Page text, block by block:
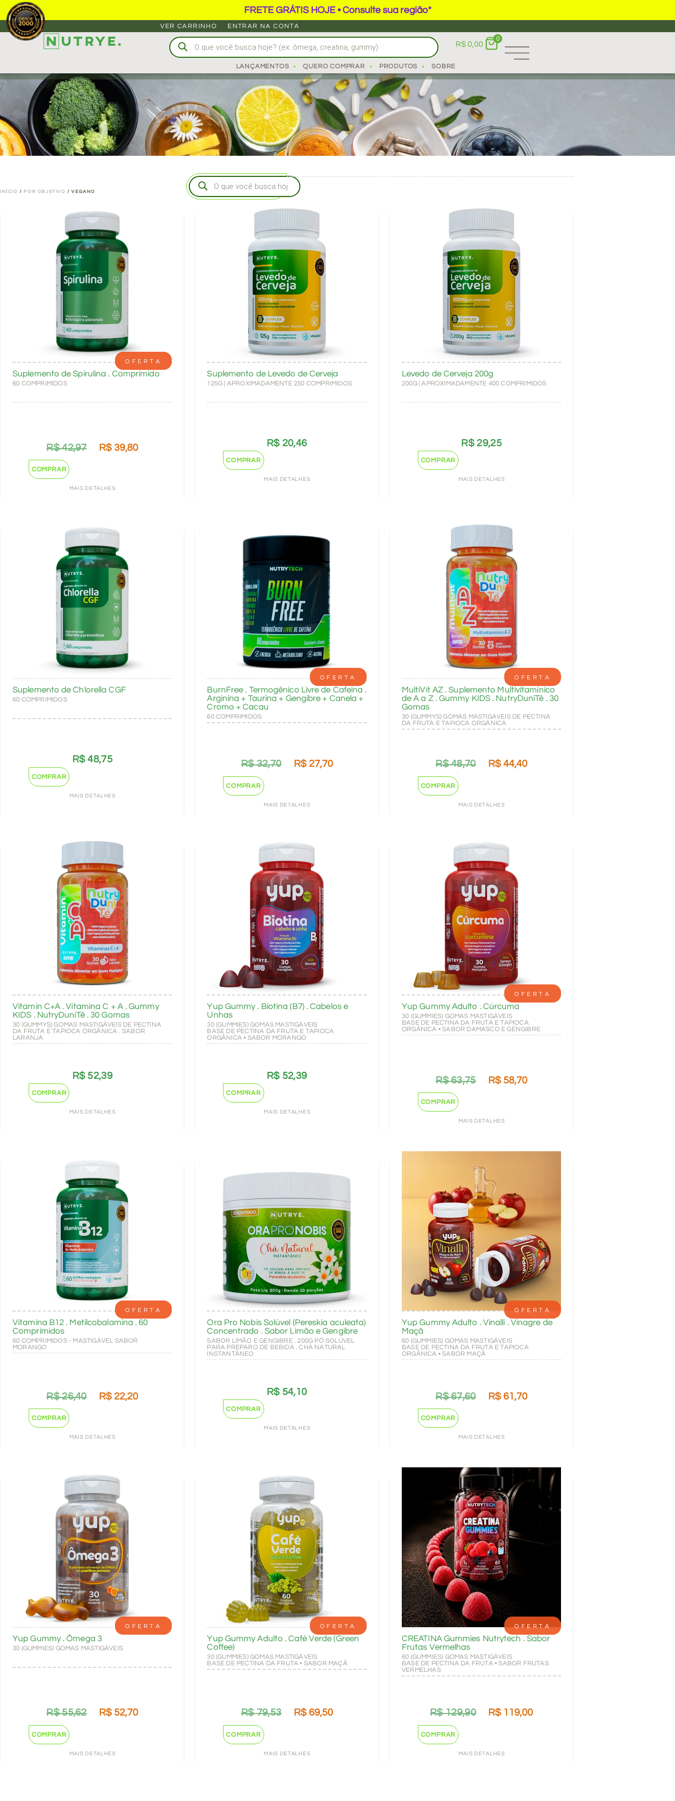
FRETE GRÁTIS HOJE • Consulte sua região*
VER CARRINHO ENTRAR NA CONTA
LANÇAMENTOS QUERO COMPRAR PRODUTOS SOBRE
R$0,00
0
VEGANO
INÍCIO / POR OBJETIVO / VEGANO
OFERTA
Suplemento de Spirulina . Comprimido
60 COMPRIMIDOS
R$42,97 R$ 39,80
COMPRAR
MAIS DETALHES
Suplemento de Levedo de Cerveja
125G | APROXIMADAMENTE 250 COMPRIMIDOS
R$ 20,46
COMPRAR
MAIS DETALHES
Levedo de Cerveja 200g
200G | APROXIMADAMENTE 400 COMPRIMIDOS
R$ 29,25
COMPRAR
MAIS DETALHES
Suplemento de Chlorella CGF
60 COMPRIMIDOS
R$ 48,75
COMPRAR
MAIS DETALHES
OFERTA
BurnFree . Termogênico Livre de Cafeína .
Arginina + Taurina + Gengibre + Canela +
Cromo + Cacau
60 COMPRIMIDOS
R$32,70 R$27,70
COMPRAR
MAIS DETALHES
OFERTA
MultiVit AZ . Suplemento Multivitamínico
de A a Z . Gummy KIDS . NutryDuniTê . 30
Gomas
30 (GUMMYS) GOMAS MASTIGÁVEIS DE PECTINA
DA FRUTA E TAPIOCA ORGÂNICA
R$48,70 R$ 44,40
COMPRAR
MAIS DETALHES
Vitamin C+A . Vitamina C + A . Gummy
KIDS . NutryDuniTê . 30 Gomas
30 (GUMMYS) GOMAS MASTIGÁVEIS DE PECTINA
DA FRUTA E TAPIOCA ORGÂNICA . SABOR
LARANJA
R$ 52,39
COMPRAR
MAIS DETALHES
Yup Gummy . Biotina (B7) . Cabelos e
Unhas
30 (GUMMIES) GOMAS MASTIGÁVEIS
BASE DE PECTINA DA FRUTA E TAPIOCA
ORGÂNICA • SABOR MORANGO
R$ 52,39
COMPRAR
MAIS DETALHES
OFERTA
Yup Gummy Adulto . Cúrcuma
30 (GUMMIES) GOMAS MASTIGÁVEIS
BASE DE PECTINA DA FRUTA E TAPIOCA
ORGÂNICA • SABOR DAMASCO E GENGIBRE
R$63,75 R$ 58,70
COMPRAR
MAIS DETALHES
OFERTA
Vitamina B12 . Metilcobalamina . 60
Comprimidos
60 COMPRIMIDOS - MASTIGÁVEL SABOR
MORANGO
R$26,40 R$ 22,20
COMPRAR
MAIS DETALHES
Ora Pro Nobis Solúvel (Pereskia aculeata)
Concentrado . Sabor Limão e Gengibre
SABOR LIMÃO E GENGIBRE . 200G PÓ SOLÚVEL
PARA PREPARO DE BEBIDA . CHÁ NATURAL
INSTANTÂNEO
R$ 54,10
COMPRAR
MAIS DETALHES
OFERTA
Yup Gummy Adulto . Vinalli . Vinagre de
Maçã
60 (GUMMIES) GOMAS MASTIGÁVEIS
BASE DE PECTINA DA FRUTA E TAPIOCA
ORGÂNICA • SABOR MAÇÃ
R$67,60 R$ 61,70
COMPRAR
MAIS DETALHES
OFERTA
Yup Gummy . Ômega 3
30 (GUMMIES) GOMAS MASTIGÁVEIS
R$55,62 R$ 52,70
COMPRAR
MAIS DETALHES
OFERTA
Yup Gummy Adulto . Café Verde (Green
Coffee)
30 (GUMMIES) GOMAS MASTIGÁVEIS
BASE DE PECTINA DA FRUTA • SABOR MAÇÃ
R$79,53 R$69,50
COMPRAR
MAIS DETALHES
OFERTA
CREATINA Gummies Nutrytech . Sabor
Frutas Vermelhas
60 (GUMMIES) GOMAS MASTIGÁVEIS
BASE DE PECTINA DA FRUTA • SABOR FRUTAS
VERMELHAS
R$129,90 R$ 119,00
COMPRAR
MAIS DETALHES